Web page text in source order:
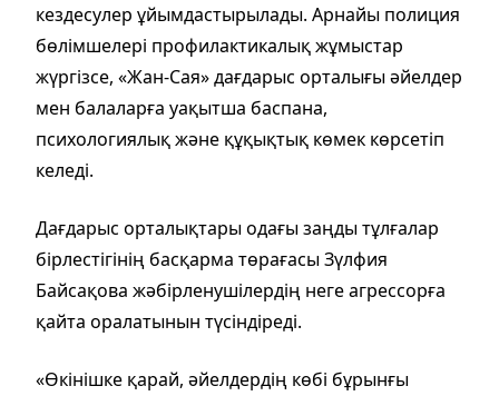
кездесулер ұйымдастырылады. Арнайы полиция
бөлімшелері профилактикалық жұмыстар
жүргізсе, «Жан-Сая» дағдарыс орталығы әйелдер
мен балаларға уақытша баспана,
психологиялық және құқықтық көмек көрсетіп
келеді.
Дағдарыс орталықтары одағы заңды тұлғалар
бірлестігінің басқарма төрағасы Зүлфия
Байсақова жәбірленушілердің неге агрессорға
қайта оралатынын түсіндіреді.
«Өкінішке қарай, әйелдердің көбі бұрынғы